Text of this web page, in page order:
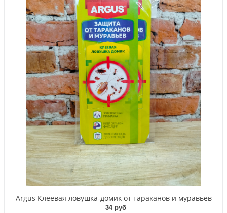
Argus Клеевая ловушка-домик от тараканов и муравьев
34 руб